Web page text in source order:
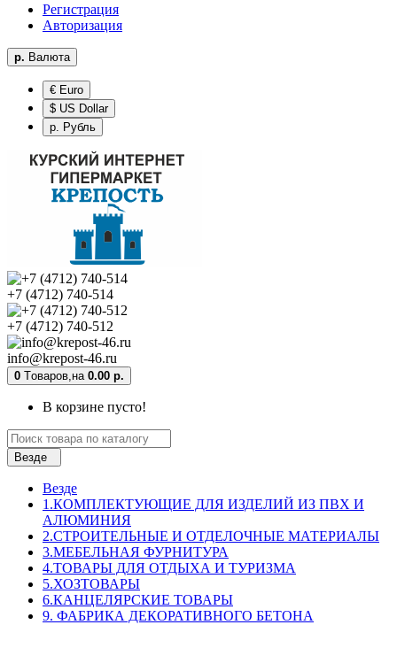
Регистрация
Авторизация
р. Валюта
€ Euro
$ US Dollar
р. Рубль
+7 (4712) 740-514
+7 (4712) 740-512
info@krepost-46.ru
0 Tоваров, на 0.00 р.
В корзине пусто!
Везде
Везде
1.КОМПЛЕКТУЮЩИЕ ДЛЯ ИЗДЕЛИЙ ИЗ ПВХ И
АЛЮМИНИЯ
2.СТРОИТЕЛЬНЫЕ И ОТДЕЛОЧНЫЕ МАТЕРИАЛЫ
3.МЕБЕЛЬНАЯ ФУРНИТУРА
4.ТОВАРЫ ДЛЯ ОТДЫХА И ТУРИЗМА
5.ХОЗТОВАРЫ
6.КАНЦЕЛЯРСКИЕ ТОВАРЫ
9. ФАБРИКА ДЕКОРАТИВНОГО БЕТОНА